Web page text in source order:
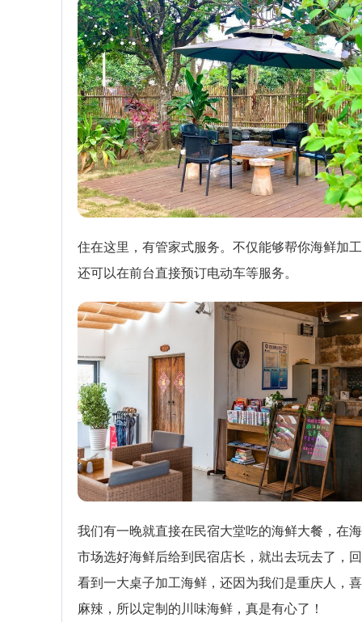
住在这里，有管家式服务。不仅能够帮你海鲜加
还可以在前台直接预订电动车等服务。
我们有一晚就直接在民宿大堂吃的海鲜大餐，在
市场选好海鲜后给到民宿店长，就出去玩去了，
看到一大桌子加工海鲜，还因为我们是重庆人，
麻辣，所以定制的川味海鲜，真是有心了！